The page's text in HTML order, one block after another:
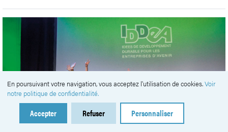
En poursuivant votre navigation, vous acceptez l'utilisation de cookies.Voir
notre politique de confidentialité.
Accepter Refuser Personnaliser